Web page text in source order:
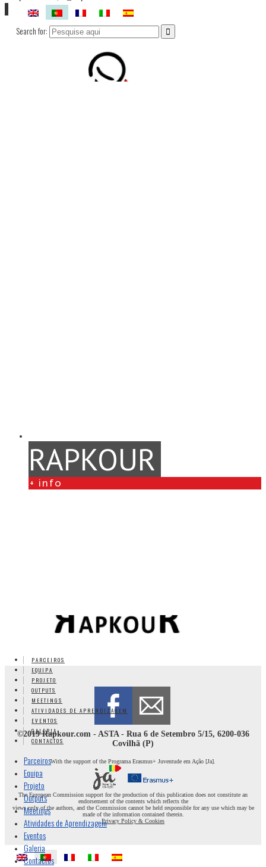
Search for:
PARCEIROS
EQUIPA
PROJETO
OUTPUTS
MEETINGS
ATIVIDADES DE APRENDIZAGEM
EVENTOS
GALERIA
CONTACTOS
Parceiros
Equipa
Projeto
Outputs
Meetings
Atividades de Aprendizagem
Eventos
Galeria
Contactos
RAPKOUR
+ info
©2019 Rapkour.com - ASTA - Rua 6 de Setembro 5/15, 6200-036
Covilhã (P)
With the support of the Programa Erasmus+ Juventude em Ação [Ja].
The European Commission support for the production of this publication does not constitute an
endorsement of the contents which reflects the
views only of the authors, and the Commission cannot be held responsible for any use which may be
made of the information contained therein.
Privacy Policy & Cookies